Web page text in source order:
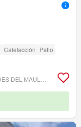
Calefacción Patio